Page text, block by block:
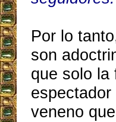
Por lo
son
que solo la
veneno